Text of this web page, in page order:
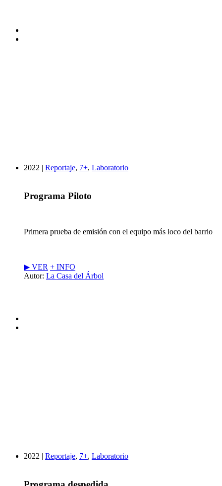
2022 | Reportaje, 7+, Laboratorio
Programa Piloto
Primera prueba de emisión con el equipo más loco del barrio
▶︎ VER + INFO
Autor: La Casa del Árbol
2022 | Reportaje, 7+, Laboratorio